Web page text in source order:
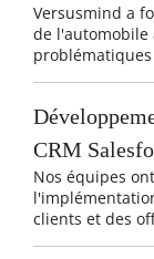
Versusmind a
de l'automobile
CRM
Nos équipes
clients et des